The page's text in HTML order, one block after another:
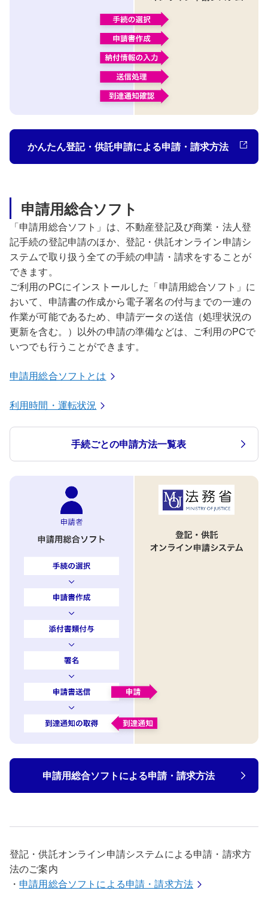
かんたん登記・供託申請による申請・請求方法
申請用総合ソフト
「申請用総合ソフト」は、不動産登記及び商業・法人登
記手続の登記申請のほか、登記・供託オンライン申請シ
ステムで取り扱う全ての手続の申請・請求をすることが
できます。
ご利用のPCにインストールした「申請用総合ソフト」に
おいて、申請書の作成から電子署名の付与までの一連の
作業が可能であるため、申請データの送信（処理状況の
更新を含む。）以外の申請の準備などは、ご利用のPCで
いつでも行うことができます。
申請用総合ソフトとは
利用時間・運転状況
手続ごとの申請方法一覧表
申請用総合ソフトによる申請・請求方法
登記・供託オンライン申請システムによる申請・請求方
法のご案内
・ 申請用総合ソフトによる申請・請求方法